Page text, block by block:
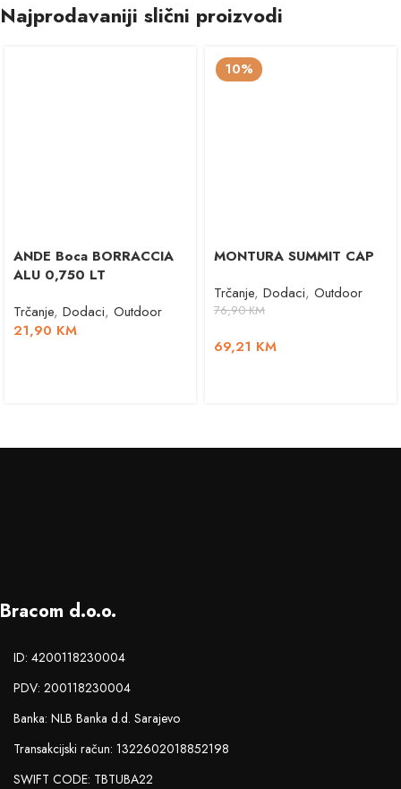
Najprodavaniji slični proizvodi
ANDE Boca BORRACCIA
ALU 0,750 LT
Trčanje, Dodaci, Outdoor
21,90 KM
10%
MONTURA SUMMIT CAP
Trčanje, Dodaci, Outdoor
76,90KM
69,21 KM
Bracom d.o.o.
ID: 4200118230004
PDV: 200118230004
Banka: NLB Banka d.d. Sarajevo
Transakcijski račun: 1322602018852198
SWIFT CODE: TBTUBA22